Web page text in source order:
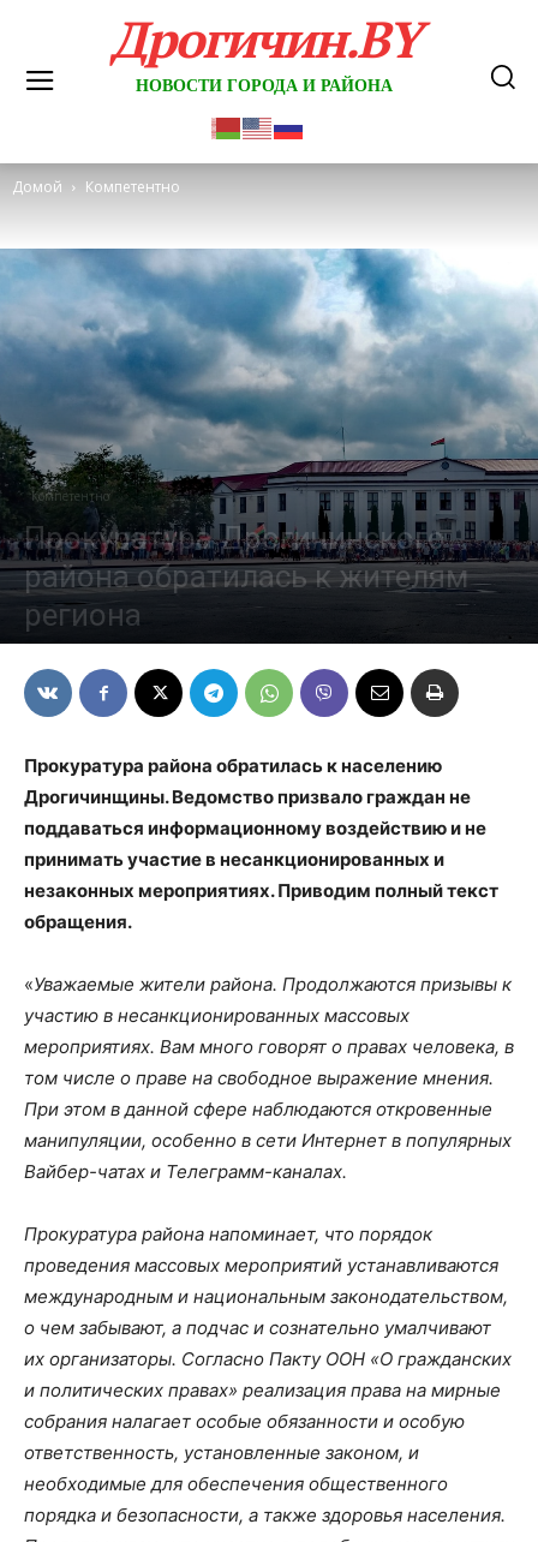
Дрогичин.BY
НОВОСТИ ГОРОДА И РАЙОНА
Домой Компетентно
Компетентно
Прокуратура Дрогичинского
района обратилась к жителям
региона
Прокуратура района обратилась к населению
Дрогичинщины. Ведомство призвало граждан не
поддаваться информационному воздействию и не
принимать участие в несанкционированных и
незаконных мероприятиях. Приводим полный текст
обращения.
«Уважаемые жители района. Продолжаются призывы к
участию в несанкционированных массовых
мероприятиях. Вам много говорят о правах человека, в
том числе о праве на свободное выражение мнения.
При этом в данной сфере наблюдаются откровенные
манипуляции, особенно в сети Интернет в популярных
Вайбер-чатах и Телеграмм-каналах.
Прокуратура района напоминает, что порядок
проведения массовых мероприятий устанавливаются
международным и национальным законодательством,
о чем забывают, а подчас и сознательно умалчивают
их организаторы. Согласно Пакту ООН «О гражданских
и политических правах» реализация права на мирные
собрания налагает особые обязанности и особую
ответственность, установленные законом, и
необходимые для обеспечения общественного
порядка и безопасности, а также здоровья населения.